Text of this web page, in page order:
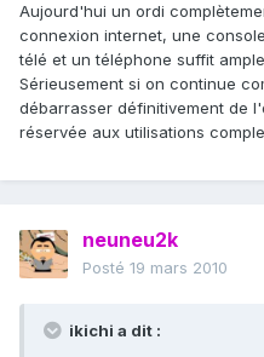
Aujourd'hui un ordi
connexion internet, une
télé et un téléphone suffit
Sérieusement si on continue
débarrasser définitivement de
réservée aux utilisations
neuneu2k
Posté 19 mars 2010
ikichi a dit :